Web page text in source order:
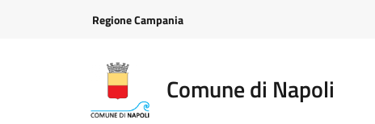
Regione Campania
Comune di Napoli